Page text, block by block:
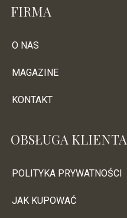
FIRMA
O NAS
MAGAZINE
KONTAKT
OBSŁUGA KLIENTA
POLITYKA PRYWATNOŚCI
JAK KUPOWAĆ